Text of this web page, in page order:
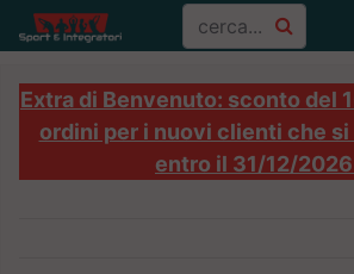
Extra di Benvenuto: sconto del
ordini per i nuovi clienti che
entro il 31/12/